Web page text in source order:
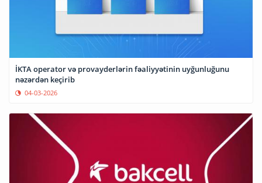
İKTA operator və provayderlərin fəaliyyətinin uyğunluğunu
nəzərdən keçirib
04-03-2026